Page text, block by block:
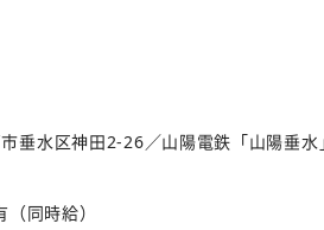
市垂水区神田2-26／山陽電鉄「山陽垂
同時給）